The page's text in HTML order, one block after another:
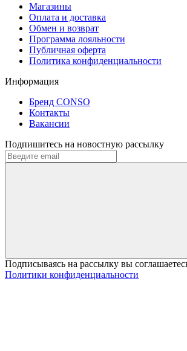
Магазины
Оплата и доставка
Обмен и возврат
Программа лояльности
Публичная оферта
Политика конфиденциальности
Информация
Бренд CONSO
Контакты
Вакансии
Подпишитесь на новостную рассылку
Подписываясь на рассылку вы
Политики конфиденциальности